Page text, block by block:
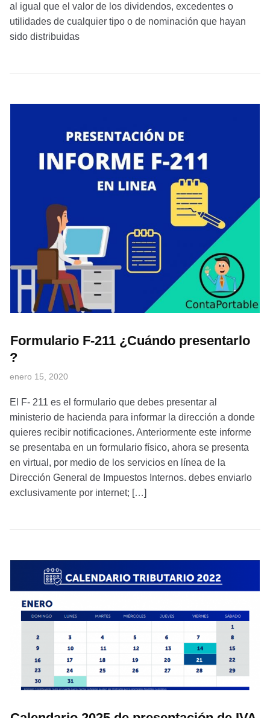
al igual que el valor de los dividendos, excedentes o
utilidades de cualquier tipo o de nominación que hayan
sido distribuidas
Formulario F-211 ¿Cuándo presentarlo
?
enero 15, 2020
El F- 211 es el formulario que debes presentar al
ministerio de hacienda para informar la dirección a donde
quieres recibir notificaciones. Anteriormente este informe
se presentaba en un formulario físico, ahora se presenta
en virtual, por medio de los servicios en línea de la
Dirección General de Impuestos Internos. debes enviarlo
exclusivamente por internet; […]